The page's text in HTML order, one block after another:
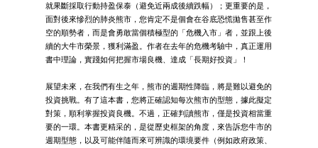
就果斷採取行動持盈保泰（避免近兩成後續跌幅）；更重要的是，
面對後來慘烈的肺炎熊市，您肯定不是個會在谷底恐慌拋售甚至作
空的順勢者，而是會勇敢當個積極型的「危機入市」者，並跟上後
續的大牛市榮景，獲利滿盈。作者在去年的危機考驗中，真正運用
書中理論，實踐如何把握市場良機、達成「長期好投資」！
展望未來，在我們有生之年，熊市的週期性降臨，將是難以避免的
投資挑戰。有了這本書，您將正確認知每次熊市的型態，據此擬定
對策，順利掌握投資良機。不過，正確判讀熊市，僅是投資相當重
要的一環。本書更精采的，是從歷史框架的角度，來告訴您牛市的
週期型態，以及可能伴隨而來可辨識的環境要件（例如政府政策、